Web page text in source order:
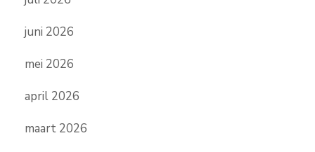
juni 2026
mei 2026
april 2026
maart 2026